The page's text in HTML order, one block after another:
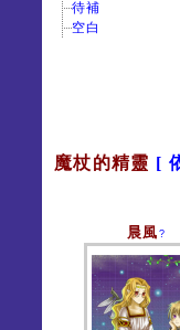
待補
空白
魔杖的精靈 [
晨風 ?